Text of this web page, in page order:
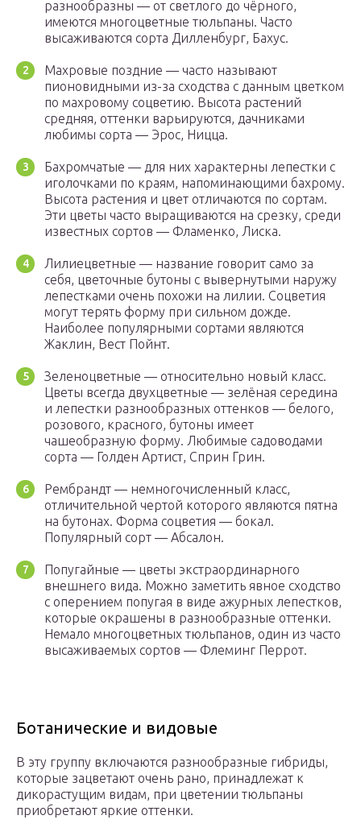
разнообразны — от светлого до чёрного,
имеются многоцветные тюльпаны. Часто
высаживаются сорта Дилленбург, Бахус.
Махровые поздние — часто называют
пионовидными из-за сходства с данным цветком
по махровому соцветию. Высота растений
средняя, оттенки варьируются, дачниками
любимы сорта — Эрос, Ницца.
Бахромчатые — для них характерны лепестки с
иголочками по краям, напоминающими бахрому.
Высота растения и цвет отличаются по сортам.
Эти цветы часто выращиваются на срезку, среди
известных сортов — Фламенко, Лиска.
Лилиецветные — название говорит само за
себя, цветочные бутоны с вывернутыми наружу
лепестками очень похожи на лилии. Соцветия
могут терять форму при сильном дожде.
Наиболее популярными сортами являются
Жаклин, Вест Пойнт.
Зеленоцветные — относительно новый класс.
Цветы всегда двухцветные — зелёная середина
и лепестки разнообразных оттенков — белого,
розового, красного, бутоны имеет
чашеобразную форму. Любимые садоводами
сорта — Голден Артист, Сприн Грин.
Рембрандт — немногочисленный класс,
отличительной чертой которого являются пятна
на бутонах. Форма соцветия — бокал.
Популярный сорт — Абсалон.
Попугайные — цветы экстраординарного
внешнего вида. Можно заметить явное сходство
с оперением попугая в виде ажурных лепестков,
которые окрашены в разнообразные оттенки.
Немало многоцветных тюльпанов, один из часто
высаживаемых сортов — Флеминг Перрот.
Ботанические и видовые
В эту группу включаются разнообразные гибриды,
которые зацветают очень рано, принадлежат к
дикорастущим видам, при цветении тюльпаны
приобретают яркие оттенки.